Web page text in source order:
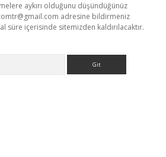
aykırı olduğunu düşündüğünüz
adresine bildirmeniz
süre içerisinde sitemizden kaldırılacaktır.